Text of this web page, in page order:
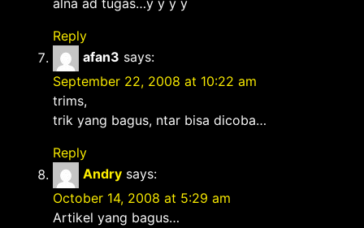
alna ad tugas…y y y y
Reply
afan3 says:
September 22, 2008 at 10:22 am
trims,
trik yang bagus, ntar bisa dicoba…
Reply
Andry says:
October 14, 2008 at 5:29 am
Artikel yang bagus…